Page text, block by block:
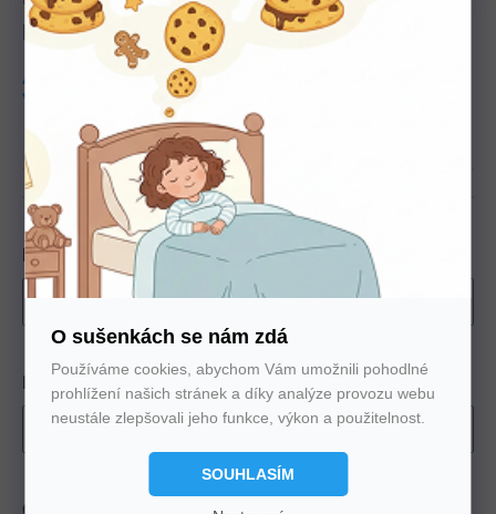
O sušenkách se nám zdá
Používáme cookies, abychom Vám umožnili pohodlné
prohlížení našich stránek a díky analýze provozu webu
neustále zlepšovali jeho funkce, výkon a použitelnost.
SOUHLASÍM
Rozměr
Chci odvézt starou matraci
provzdušnění matrace.
16 cm
Výška